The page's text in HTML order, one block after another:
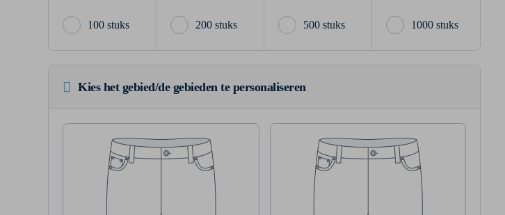
100 stuks 200 stuks 500 stuks 1000 stuks
Kies het gebied/de gebieden te personaliseren